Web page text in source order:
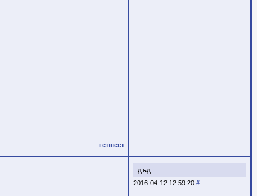
гетшеет
дъд
2016-04-12 12:59:20 #